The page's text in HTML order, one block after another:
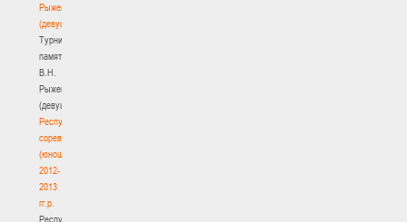
Рыженкова
(девушки)
Турнир
памяти
В.Н.
Рыженкова
(девушки)
Республиканские
соревнования
(юноши)
2012-
2013
гг.р.
Республиканские